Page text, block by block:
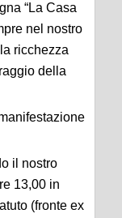
“La Casa
nel nostro
ricchezza
della
il nostro
13,00 in
(fronte ex